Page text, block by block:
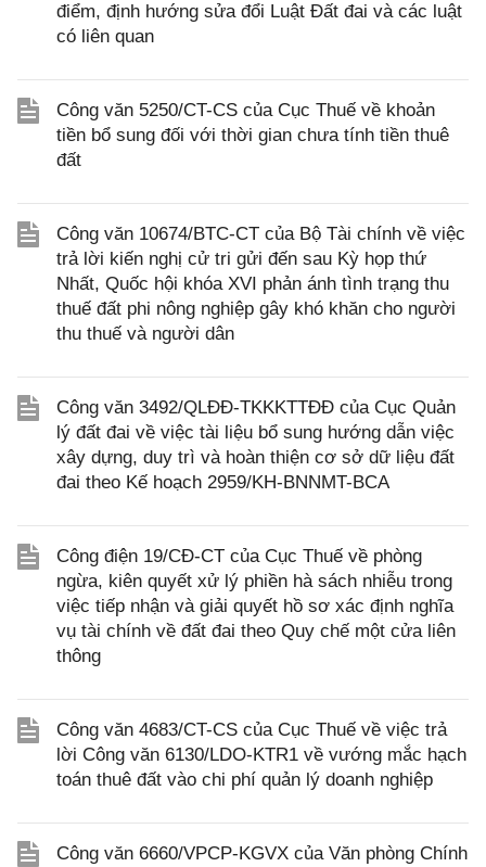
điểm, định hướng sửa đổi Luật Đất đai và các luật
có liên quan
Công văn 5250/CT-CS của Cục Thuế về khoản
tiền bổ sung đối với thời gian chưa tính tiền thuê
đất
Công văn 10674/BTC-CT của Bộ Tài chính về việc
trả lời kiến nghị cử tri gửi đến sau Kỳ họp thứ
Nhất, Quốc hội khóa XVI phản ánh tình trạng thu
thuế đất phi nông nghiệp gây khó khăn cho người
thu thuế và người dân
Công văn 3492/QLĐĐ-TKKKTTĐĐ của Cục Quản
lý đất đai về việc tài liệu bổ sung hướng dẫn việc
xây dựng, duy trì và hoàn thiện cơ sở dữ liệu đất
đai theo Kế hoạch 2959/KH-BNNMT-BCA
Công điện 19/CĐ-CT của Cục Thuế về phòng
ngừa, kiên quyết xử lý phiền hà sách nhiễu trong
việc tiếp nhận và giải quyết hồ sơ xác định nghĩa
vụ tài chính về đất đai theo Quy chế một cửa liên
thông
Công văn 4683/CT-CS của Cục Thuế về việc trả
lời Công văn 6130/LDO-KTR1 về vướng mắc hạch
toán thuê đất vào chi phí quản lý doanh nghiệp
Công văn 6660/VPCP-KGVX của Văn phòng Chính